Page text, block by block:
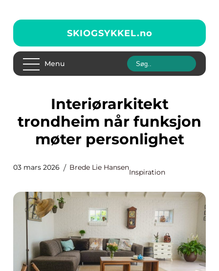
SKIOGSYKKEL.no
Menu
Interiørarkitekt
trondheim når funksjon
møter personlighet
03 mars 2026 Brede Lie Hansen
Inspiration